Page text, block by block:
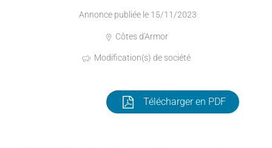
Annonce publiée le 15/11/2023
Côtes d'Armor
Modification(s) de société
Télécharger en PDF